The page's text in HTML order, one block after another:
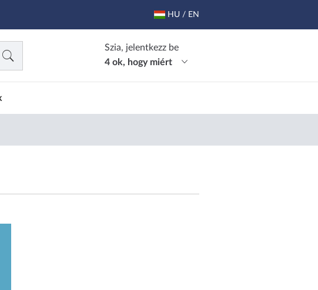
HU / EN
Szia, jelentkezz be
4 ok, hogy miért